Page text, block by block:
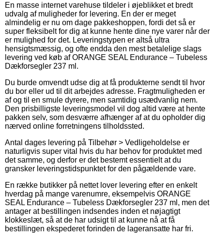
En masse internet varehuse tildeler i øjeblikket et bredt
udvalg af muligheder for levering. En der er meget
almindelig er nu om dage pakkeshoppen, fordi det så er
super fleksibelt for dig at kunne hente dine nye varer når der
er mulighed for det. Leveringstypen er altså ultra
hensigtsmæssig, og ofte endda den mest betalelige slags
levering ved køb af ORANGE SEAL Endurance – Tubeless
Dækforsegler 237 ml.
Du burde omvendt udse dig at få produkterne sendt til hvor
du bor eller ud til dit arbejdes adresse. Fragtmuligheden er
af og til en smule dyrere, men samtidig usædvanlig nem.
Den prisbilligste leveringsmodel vil dog altid være at hente
pakken selv, som desværre afhænger af at du opholder dig
nærved online forretningens tilholdssted.
Antal dages levering på Tilbehør > Vedligeholdelse er
naturligvis super vital hvis du har behov for produktet med
det samme, og derfor er det bestemt essentielt at du
gransker leveringstidspunktet for den pågældende vare.
En række butikker på nettet lover levering efter en enkelt
hverdag på mange varenumre, eksempelvis ORANGE
SEAL Endurance – Tubeless Dækforsegler 237 ml, men det
antager at bestillingen indsendes inden et nøjagtigt
klokkeslæt, så at de har udsigt til at kunne nå at få
bestillingen ekspederet forinden de lageransatte har fri.